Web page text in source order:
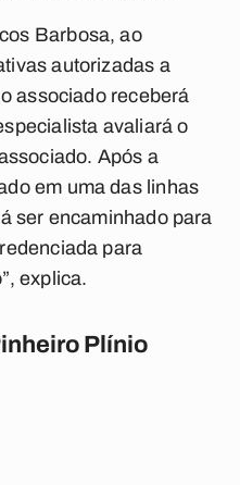
Barbosa, ao
autorizadas a
associado receberá
avaliará o
Após a
em uma das linhas
ser encaminhado para
para
explica.
Plínio